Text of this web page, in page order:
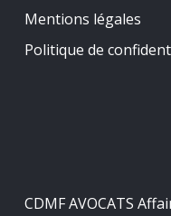
Mentions légales
Politique de
CDMF AVOCATS